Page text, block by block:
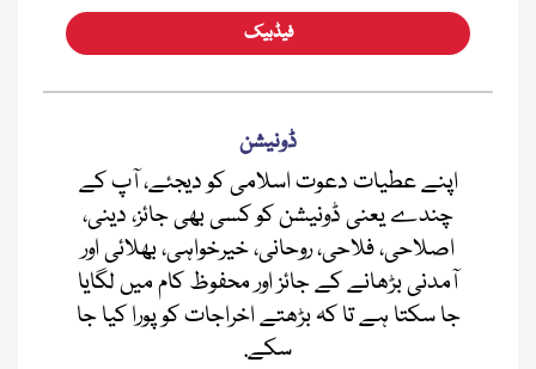
فیڈبیک
ڈونیشن
اپنے عطیات دعوت اسلامی کو دیجئے، آپ کے
چندے یعنی ڈونیشن کو کسی بھی جائز، دینی،
اصلاحی، فلاحی، روحانی، خیرخواہی، بھلائی اور
آمدنی بڑھانے کے جائز اور محفوظ کام میں لگایا
جا سکتا ہے تا کہ بڑھتے اخراجات کو پورا کیا جا
سکے.